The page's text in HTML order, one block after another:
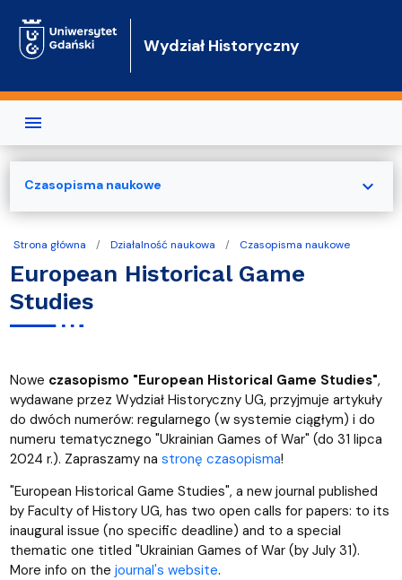
Wydział Historyczny
Strona główna Działalność naukowa Czasopisma naukowe
European Historical Game
Studies
Nowe czasopismo "European Historical Game Studies",
wydawane przez Wydział Historyczny UG, przyjmuje artykuły
do dwóch numerów: regularnego (w systemie ciągłym) i do
numeru tematycznego "Ukrainian Games of War" (do 31 lipca
2024 r.). Zapraszamy na stronę czasopisma!
"European Historical Game Studies", a new journal published
by Faculty of History UG, has two open calls for papers: to its
inaugural issue (no specific deadline) and to a special
thematic one titled "Ukrainian Games of War (by July 31).
More info on the journal's website.
Czasopisma naukowe expand_more